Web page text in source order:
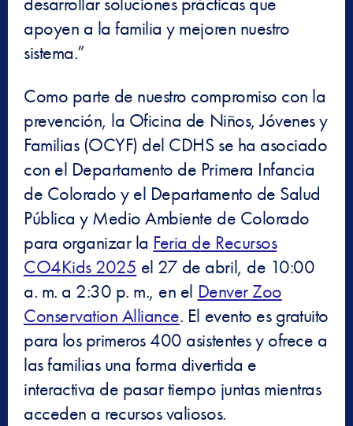
apoyen a la familia y mejoren nuestro
sistema.”
Como parte de nuestro compromiso con la
prevención, la Oficina de Niños, Jóvenes y
Familias (OCYF) del CDHS se ha asociado
con el Departamento de Primera Infancia
de Colorado y el Departamento de Salud
Pública y Medio Ambiente de Colorado
para organizar la Feria de Recursos
CO4Kids 2025 el 27 de abril, de 10:00
a. m. a 2:30 p. m., en el Denver Zoo
Conservation Alliance. El evento es gratuito
para los primeros 400 asistentes y ofrece a
las familias una forma divertida e
interactiva de pasar tiempo juntas mientras
acceden a recursos valiosos.